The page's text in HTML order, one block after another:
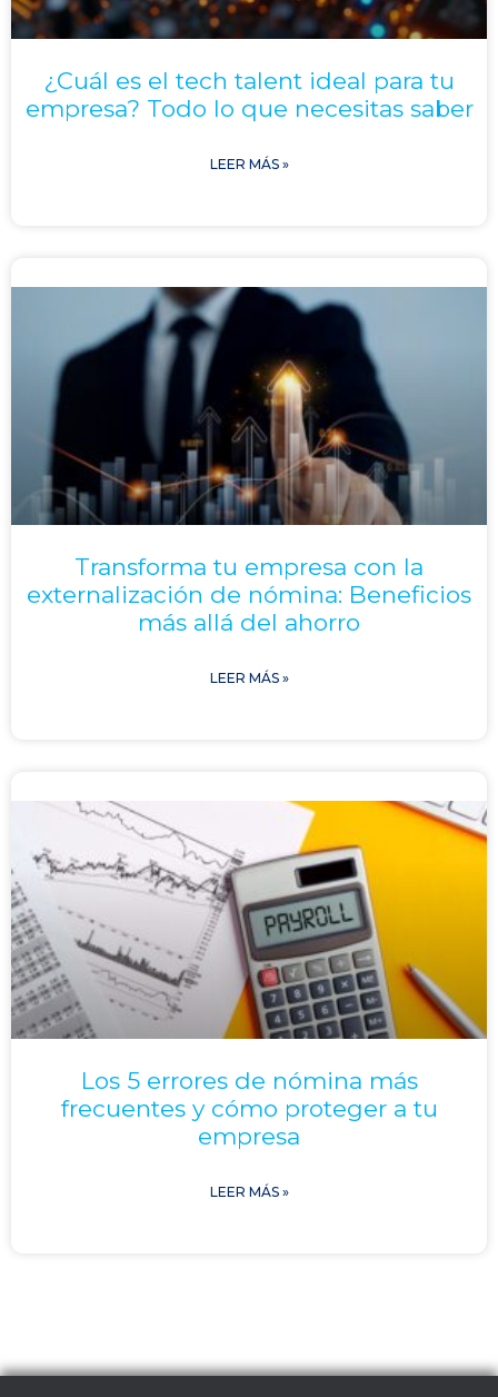
¿Cuál es el tech talent ideal para tu
empresa? Todo lo que necesitas saber
LEER MÁS »
Transforma tu empresa con la
externalización de nómina: Beneficios
más allá del ahorro
LEER MÁS »
Los 5 errores de nómina más
frecuentes y cómo proteger a tu
empresa
LEER MÁS »